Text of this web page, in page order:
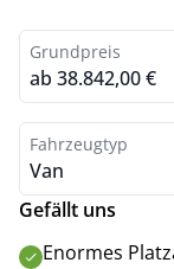
Grundpreis
ab 38.842,00 €
Fahrzeugtyp
Van
Gefällt uns
Enormes